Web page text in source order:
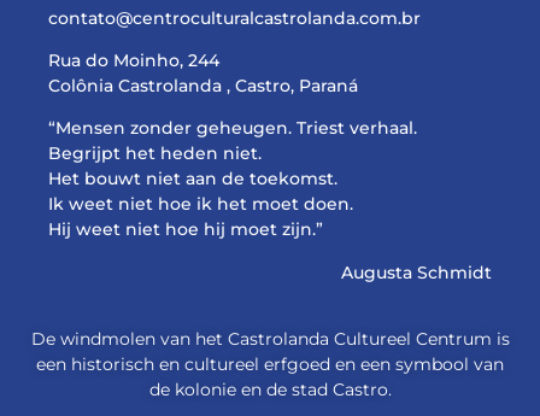
contato@centroculturalcastrolanda.com.br
Rua do Moinho, 244
Colônia Castrolanda , Castro, Paraná
“Mensen zonder geheugen. Triest verhaal.
Begrijpt het heden niet.
Het bouwt niet aan de toekomst.
Ik weet niet hoe ik het moet doen.
Hij weet niet hoe hij moet zijn.”
Augusta Schmidt
De windmolen van het Castrolanda Cultureel Centrum is
een historisch en cultureel erfgoed en een symbool van
de kolonie en de stad Castro.